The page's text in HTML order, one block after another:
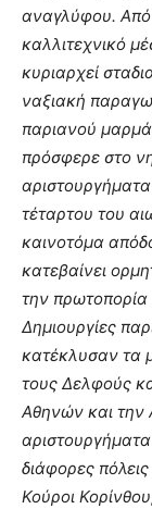
αναγλύφου. Από
καλλιτεχνικό
κυριαρχεί
ναξιακή
παριανού
πρόσφερε στο
τέταρτου του
καινοτόμα
κατεβαίνει
την
Δημιουργίες
κατέκλυσαν τα
τους Δελφούς
Αθηνών και την
διάφορες
Κούροι